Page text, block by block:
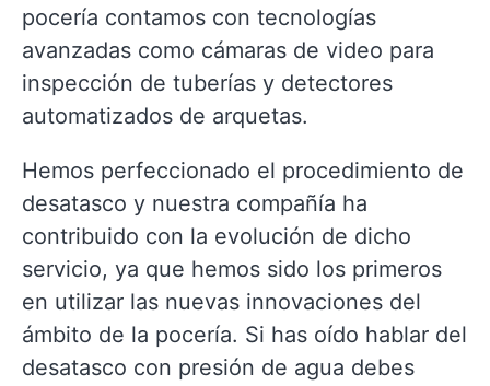
pocería contamos con tecnologías
avanzadas como cámaras de video para
inspección de tuberías y detectores
automatizados de arquetas.
Hemos perfeccionado el procedimiento de
desatasco y nuestra compañía ha
contribuido con la evolución de dicho
servicio, ya que hemos sido los primeros
en utilizar las nuevas innovaciones del
ámbito de la pocería. Si has oído hablar del
desatasco con presión de agua debes